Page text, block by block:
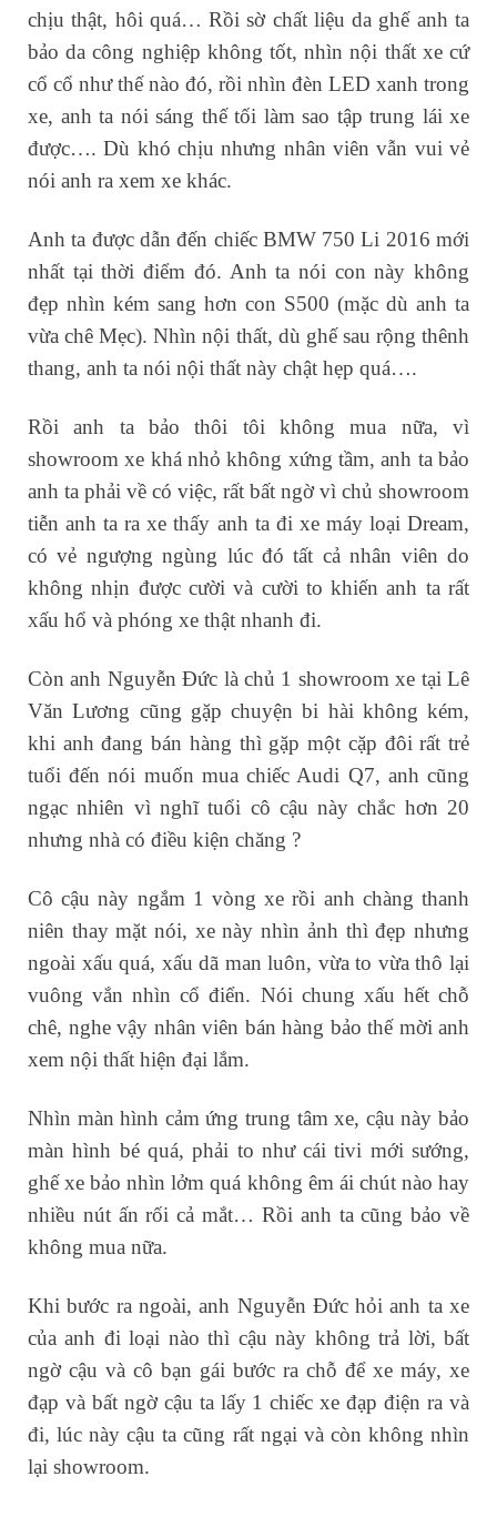
chịu thật, hôi quá… Rồi sờ chất liệu da ghế anh ta
bảo da công nghiệp không tốt, nhìn nội thất xe cứ
cổ cổ như thế nào đó, rồi nhìn đèn LED xanh trong
xe, anh ta nói sáng thế tối làm sao tập trung lái xe
được…. Dù khó chịu nhưng nhân viên vẫn vui vẻ
nói anh ra xem xe khác.
Anh ta được dẫn đến chiếc BMW 750 Li 2016 mới
nhất tại thời điểm đó. Anh ta nói con này không
đẹp nhìn kém sang hơn con S500 (mặc dù anh ta
vừa chê Mẹc). Nhìn nội thất, dù ghế sau rộng thênh
thang, anh ta nói nội thất này chật hẹp quá….
Rồi anh ta bảo thôi tôi không mua nữa, vì
showroom xe khá nhỏ không xứng tầm, anh ta bảo
anh ta phải về có việc, rất bất ngờ vì chủ showroom
tiễn anh ta ra xe thấy anh ta đi xe máy loại Dream,
có vẻ ngượng ngùng lúc đó tất cả nhân viên do
không nhịn được cười và cười to khiến anh ta rất
xấu hổ và phóng xe thật nhanh đi.
Còn anh Nguyễn Đức là chủ 1 showroom xe tại Lê
Văn Lương cũng gặp chuyện bi hài không kém,
khi anh đang bán hàng thì gặp một cặp đôi rất trẻ
tuổi đến nói muốn mua chiếc Audi Q7, anh cũng
ngạc nhiên vì nghĩ tuổi cô cậu này chắc hơn 20
nhưng nhà có điều kiện chăng ?
Cô cậu này ngắm 1 vòng xe rồi anh chàng thanh
niên thay mặt nói, xe này nhìn ảnh thì đẹp nhưng
ngoài xấu quá, xấu dã man luôn, vừa to vừa thô lại
vuông vắn nhìn cổ điển. Nói chung xấu hết chỗ
chê, nghe vậy nhân viên bán hàng bảo thế mời anh
xem nội thất hiện đại lắm.
Nhìn màn hình cảm ứng trung tâm xe, cậu này bảo
màn hình bé quá, phải to như cái tivi mới sướng,
ghế xe bảo nhìn lởm quá không êm ái chút nào hay
nhiều nút ấn rối cả mắt… Rồi anh ta cũng bảo về
không mua nữa.
Khi bước ra ngoài, anh Nguyễn Đức hỏi anh ta xe
của anh đi loại nào thì cậu này không trả lời, bất
ngờ cậu và cô bạn gái bước ra chỗ để xe máy, xe
đạp và bất ngờ cậu ta lấy 1 chiếc xe đạp điện ra và
đi, lúc này cậu ta cũng rất ngại và còn không nhìn
lại showroom.